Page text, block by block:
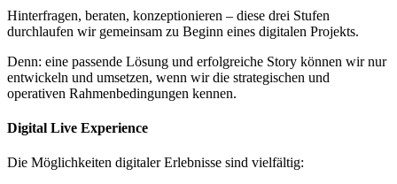
Hinterfragen, beraten, konzeptionieren – diese drei Stufen
durchlaufen wir gemeinsam zu Beginn eines digitalen Projekts.
Denn: eine passende Lösung und erfolgreiche Story können wir nur
entwickeln und umsetzen, wenn wir die strategischen und
operativen Rahmenbedingungen kennen.
Digital Live Experience
Die Möglichkeiten digitaler Erlebnisse sind vielfältig: